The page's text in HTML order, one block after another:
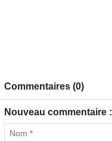
Commentaires (0)
Nouveau commentaire :